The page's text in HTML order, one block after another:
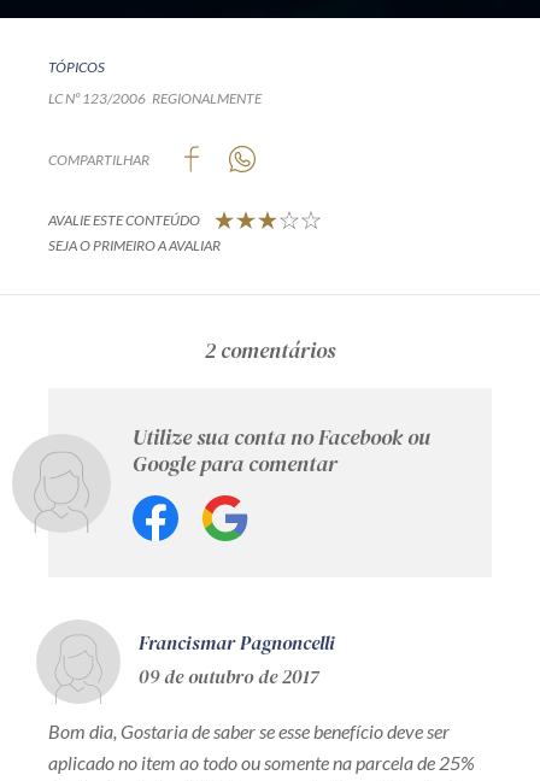
TÓPICOS
LC Nº 123/2006 REGIONALMENTE
COMPARTILHAR
AVALIE ESTE CONTEÚDO
SEJA O PRIMEIRO A AVALIAR
2 comentários
Utilize sua conta no Facebook ou
Google para comentar
Francismar Pagnoncelli
09 de outubro de 2017
Bom dia, Gostaria de saber se esse benefício deve ser
aplicado no item ao todo ou somente na parcela de 25%